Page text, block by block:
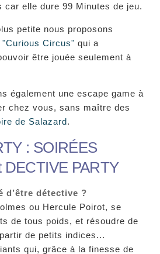
car elle dure 99 Minutes de jeu.
petite nous proposons
"Curious Circus" qui a
être jouée seulement à
également une escape game à
chez vous, sans maître des
de Salazard
: SOIRÉES
DECTIVE PARTY
d’être détective ?
ou Hercule Poirot, se
de tous poids, et résoudre de
de petits indices...
qui, grâce à la finesse de